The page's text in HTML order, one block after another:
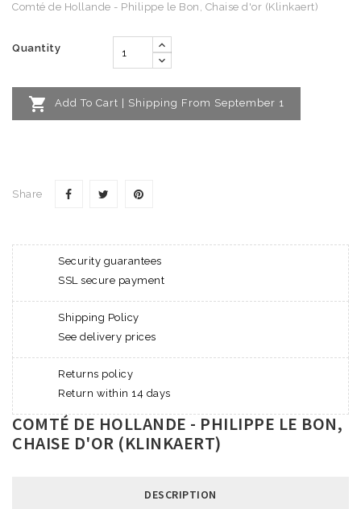
Comté de Hollande - Philippe le Bon, Chaise d'or (Klinkaert)
Quantity
 Add To Cart | Shipping From September 1
Share
Security guarantees
SSL secure payment
Shipping Policy
See delivery prices
Returns policy
Return within 14 days
COMTÉ DE HOLLANDE - PHILIPPE LE BON,
CHAISE D'OR (KLINKAERT)
DESCRIPTION